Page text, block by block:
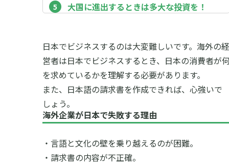
大国に進出するときは多大な投資を！
日本でビジネスするのは大変難しいです。海外の経
営者は日本でビジネスするとき、日本の消費者が
を求めているかを理解する必要があります。
また、日本語の請求書を作成できれば、心強いで
しょう。
海外企業が日本で失敗する理由
・言語と文化の壁を乗り越えるのが困難。
・請求書の内容が不正確。